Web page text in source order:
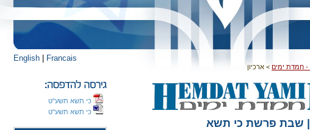
English Francais
- חמדת ימים > ארכיון
שבת פרשת כי תשא
כי תשא תשע"ט
כי תשא תשע"ט